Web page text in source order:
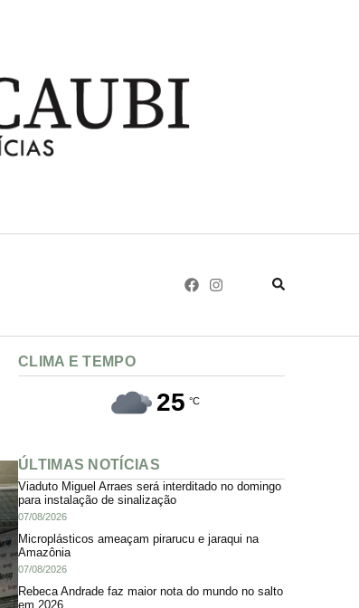
CLIMA E TEMPO
25 °C
ÚLTIMAS NOTÍCIAS
Viaduto Miguel Arraes será interditado no domingo
para instalação de sinalização
07/08/2026
Microplásticos ameaçam pirarucu e jaraqui na
Amazônia
07/08/2026
Rebeca Andrade faz maior nota do mundo no salto
em 2026